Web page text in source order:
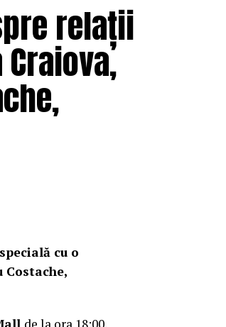
relații
cu o